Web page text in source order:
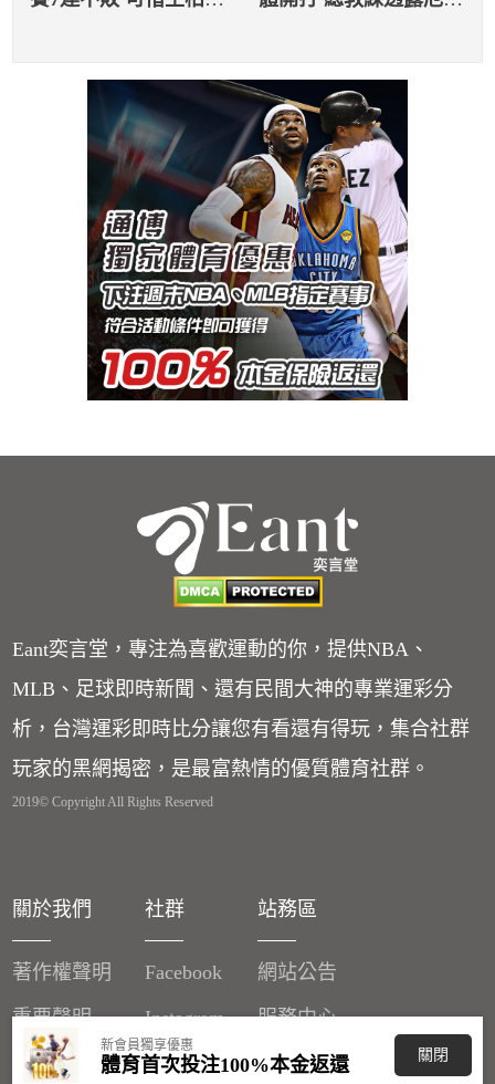
新會員獨享優惠
體育首次投注100%本金返還 關閉
Eant奕言堂，專注為喜歡運動的你，提供NBA、
MLB、足球即時新聞、還有民間大神的專業運彩分
析，台灣運彩即時比分讓您有看還有得玩，集合社群
玩家的黑網揭密，是最富熱情的優質體育社群。
2019© Copyright All Rights Reserved
關於我們
著作權聲明
重要聲明
廣告刊登
社群
Facebook
Instagram
站務區
網站公告
服務中心